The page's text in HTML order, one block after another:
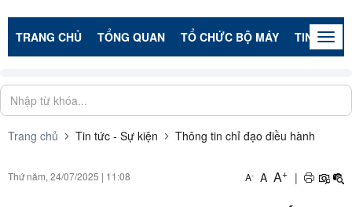
TRANG CHỦ TỔNG QUAN TỔ CHỨC BỘ MÁY TIN TỨC -
Trang chủ Tin tức - Sự kiện Thông tin chỉ đạo điều hành
Thứ năm, 24/07/2025 | 11:08 A- A A+ |